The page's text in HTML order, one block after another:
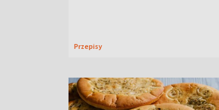
Przepisy